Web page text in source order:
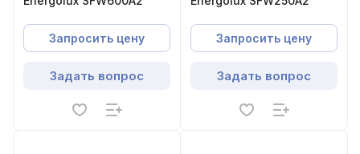
Запросить цену
Задать вопрос
Запросить цену
Задать вопрос